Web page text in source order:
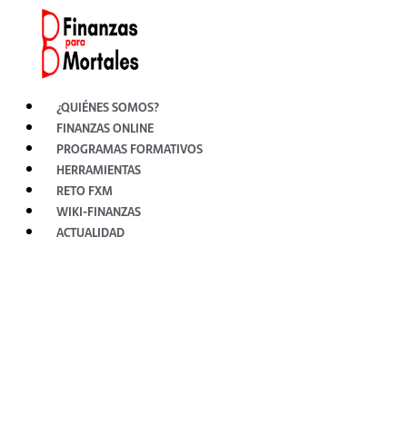
contenido
¿QUIÉNES SOMOS?
FINANZAS ONLINE
PROGRAMAS FORMATIVOS
HERRAMIENTAS
RETO FXM
WIKI-FINANZAS
ACTUALIDAD